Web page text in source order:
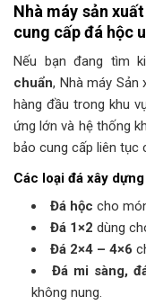
Nhà máy sản
cung cấp đá hộc
Nếu bạn đang tìm
chuẩn, Nhà máy Sản
hàng đầu trong khu
ứng lớn và hệ thống
bảo cung cấp liên tục
Các loại đá xây
Đá hộc cho
Đá 1×2 dùng
Đá 2×4 – 4×6
Đá mi sàng,
không nung.